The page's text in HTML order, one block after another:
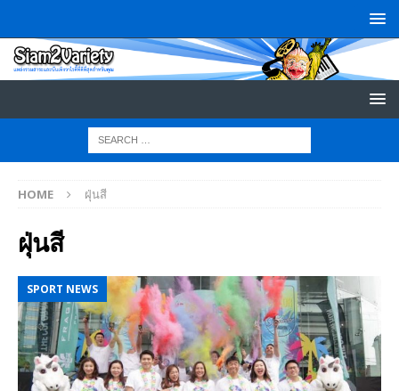
HOME ฝุ่นสี
ฝุ่นสี
SPORT NEWS